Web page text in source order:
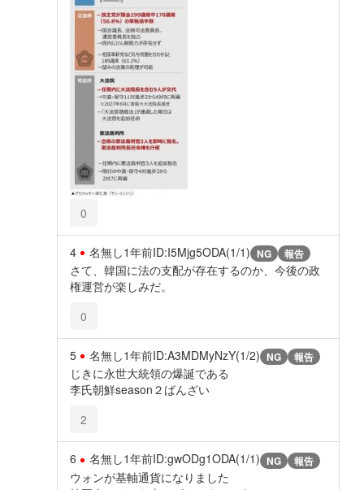
0
4 名無し1年前ID:I5Mjg5ODA(1/1) NG 報告
さて、韓国に法の支配が存在するのか、今後の政
権運営が楽しみだ。
0
5 名無し1年前ID:A3MDMyNzY(1/2) NG 報告
じきに永世大統領の爆誕である
李氏朝鮮season２ばんざい
2
6 名無し1年前ID:gwODg1ODA(1/1) NG 報告
ウォンが基軸通貨になりました